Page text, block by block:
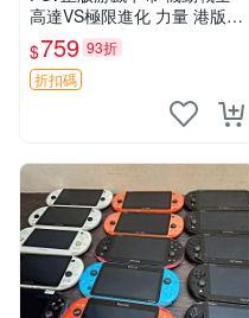
高達VS極限進化 力量 港版中
文 盒裝全新未開封，支持所
有日版，港版或其他地區的P
SV游戲機主機，（除外），
$759 93折
折扣碼